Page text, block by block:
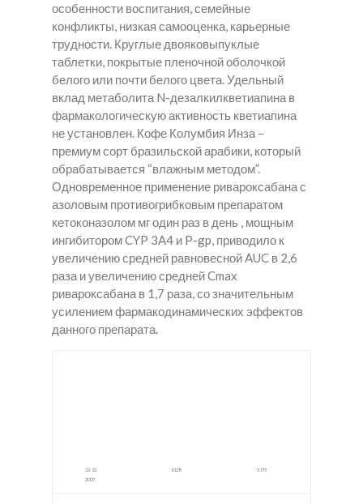
особенности воспитания, семейные
конфликты, низкая самооценка, карьерные
трудности. Круглые двояковыпуклые
таблетки, покрытые пленочной оболочкой
белого или почти белого цвета. Удельный
вклад метаболита N-дезалкилкветиапина в
фармакологическую активность кветиапина
не установлен. Кофе Колумбия Инза –
премиум сорт бразильской арабики, который
обрабатывается “влажным методом”.
Одновременное применение ривароксабана с
азоловым противогрибковым препаратом
кетоконазолом мг один раз в день , мощным
ингибитором CYP 3A4 и P-gp, приводило к
увеличению средней равновесной AUC в 2,6
раза и увеличению средней Cmax
ривароксабана в 1,7 раза, со значительным
усилением фармакодинамических эффектов
данного препарата.
22-12-
2007
6128 5175